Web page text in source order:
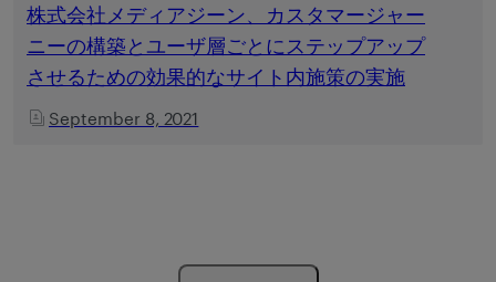
株式会社メディアジーン、カスタマージャー
ニーの構築とユーザ層ごとにステップアップ
させるための効果的なサイト内施策の実施
September 8, 2021